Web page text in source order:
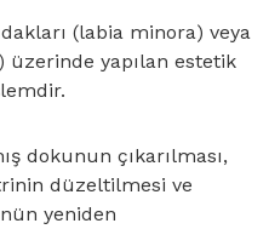
(labia minora) veya
üzerinde yapılan estetik
dokunun çıkarılması,
düzeltilmesi ve
yeniden